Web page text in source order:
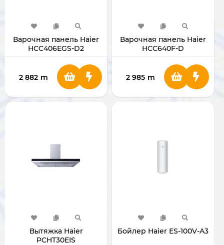
Варочная панель Haier
HCC406EGS-D2
2 882 m
Варочная панель Haier
HCC640F-D
2 985 m
Вытяжка Haier
PCHT30EIS
Бойлер Haier ES-100V-A3